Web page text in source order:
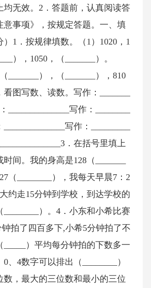
均无效。2．答题前，认真阅读答
意事项》，按规定答题。一、填
）1．按规律填数。（1）1020，1
），1050，（_______）。
_______），（_______），810
看图写数、读数。写作：_______
______________写作：________
______________写作：_________
．在括号里填上
间。我的身高是128（_______
（________），我每天早晨7：2
约走15分钟到学校，到达学校的
________）。4．小东和小希比赛
拍了四百多下,小希5分钟拍了不
_____）平均每分钟拍的下数多一
、4数字可以排出（________）
数，最大的三位数和最小的三位